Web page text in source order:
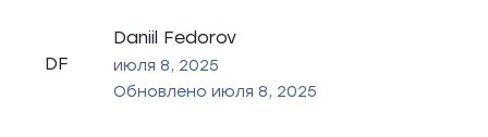
DF
Daniil Fedorov
июля 8, 2025
Обновлено июля 8, 2025